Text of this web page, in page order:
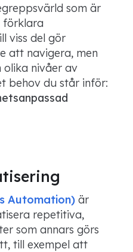
som är
förklara
viss del gör
att navigera, men
nivåer av
behov du står inför:
Automation) är
repetitiva,
som annars görs
till exempel att